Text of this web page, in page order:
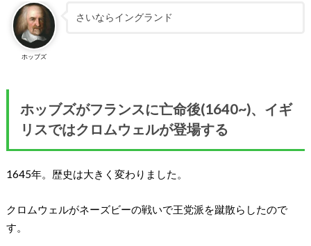
ホッブズ
さいならイングランド
ホッブズがフランスに亡命後(1640~)、イギ
リスではクロムウェルが登場する
1645年。歴史は大きく変わりました。
クロムウェルがネーズビーの戦いで王党派を蹴散らしたので
す。